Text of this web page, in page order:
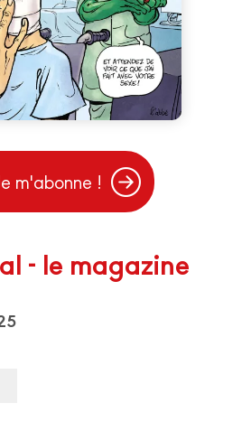
m'abonne !
- le magazine